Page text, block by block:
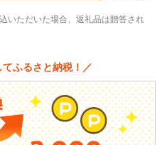
いただいた場合、返礼品は贈答され
ふるさと納税！／